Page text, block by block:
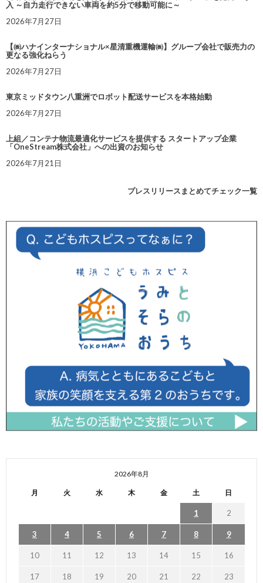
入 ～自力走行できない車両を約5分で移動可能に～
2026年7月27日
【㈱ハナインターナショナル×星清重機運輸㈱】グループ会社で販売力の
更なる強化ねらう
2026年7月27日
東京ミッドタウン八重洲でロボット配送サービスを本格始動
2026年7月27日
上組／コンテナ物流最適化サービスを提供する スタートアップ企業
「OneStream株式会社」への出資のお知らせ
2026年7月21日
プレスリリースまとめてチェック一覧
2026年8月
月 火 水 木 金 土 日
1 2
3 4 5 6 7 8 9
10 11 12 13 14 15 16
17 18 19 20 21 22 23